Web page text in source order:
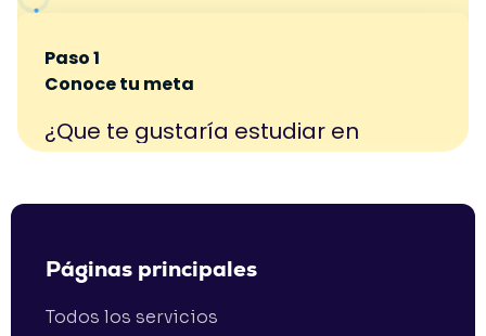
Páginas principales
Todos los servicios